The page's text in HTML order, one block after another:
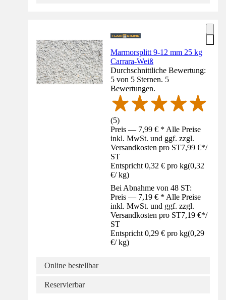
Marmorsplitt 9-12 mm 25 kg
Carrara-Weiß
Durchschnittliche Bewertung:
5 von 5 Sternen. 5
Bewertungen.
(5)
Preis — 7,99 € * Alle Preise
inkl. MwSt. und ggf. zzgl.
Versandkosten pro ST7,99 €*/
ST
Entspricht 0,32 € pro kg(0,32
€/ kg)
Bei Abnahme von 48 ST:
Preis — 7,19 € * Alle Preise
inkl. MwSt. und ggf. zzgl.
Versandkosten pro ST7,19 €*/
ST
Entspricht 0,29 € pro kg(0,29
€/ kg)
Online bestellbar
Reservierbar